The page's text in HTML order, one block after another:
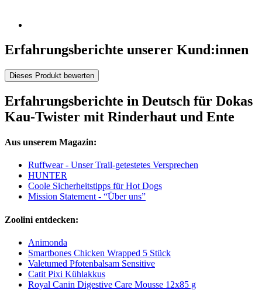
Erfahrungsberichte unserer Kund:innen
Dieses Produkt bewerten
Erfahrungsberichte in Deutsch für Dokas
Kau-Twister mit Rinderhaut und Ente
Aus unserem Magazin:
Ruffwear - Unser Trail-getestetes Versprechen
HUNTER
Coole Sicherheitstipps für Hot Dogs
Mission Statement - “Über uns”
Zoolini entdecken:
Animonda
Smartbones Chicken Wrapped 5 Stück
Valetumed Pfotenbalsam Sensitive
Catit Pixi Kühlakkus
Royal Canin Digestive Care Mousse 12x85 g